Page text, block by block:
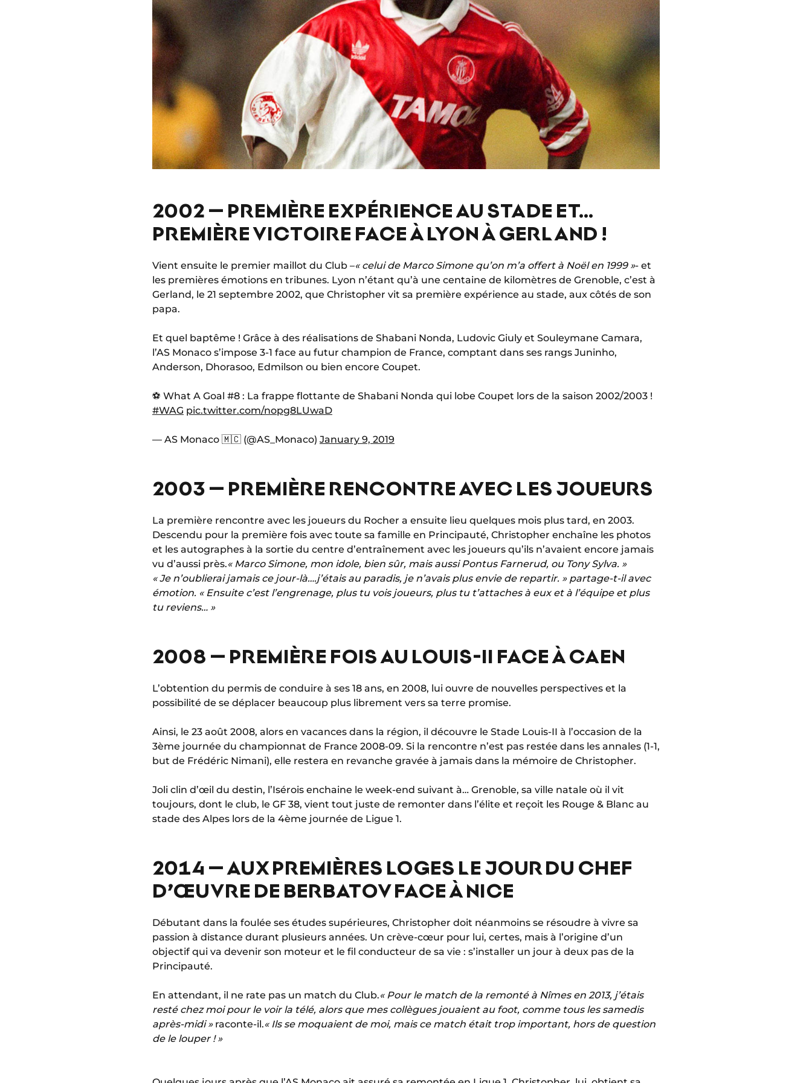
2002 – PREMIÈRE EXPÉRIENCE AU STADE ET…
PREMIÈRE VICTOIRE FACE À LYON À GERLAND !
Vient ensuite le premier maillot du Club –« celui de Marco Simone qu’on m’a offert à Noël en 1999 »- et
les premières émotions en tribunes. Lyon n’étant qu’à une centaine de kilomètres de Grenoble, c’est à
Gerland, le 21 septembre 2002, que Christopher vit sa première expérience au stade, aux côtés de son
papa.
Et quel baptême ! Grâce à des réalisations de Shabani Nonda, Ludovic Giuly et Souleymane Camara,
l’AS Monaco s’impose 3-1 face au futur champion de France, comptant dans ses rangs Juninho,
Anderson, Dhorasoo, Edmilson ou bien encore Coupet.
⚽️ What A Goal #8 : La frappe flottante de Shabani Nonda qui lobe Coupet lors de la saison 2002/2003 !
#WAG pic.twitter.com/nopg8LUwaD
— AS Monaco 🇲🇨 (@AS_Monaco) January 9, 2019
2003 – PREMIÈRE RENCONTRE AVEC LES JOUEURS
La première rencontre avec les joueurs du Rocher a ensuite lieu quelques mois plus tard, en 2003.
Descendu pour la première fois avec toute sa famille en Principauté, Christopher enchaîne les photos
et les autographes à la sortie du centre d’entraînement avec les joueurs qu’ils n’avaient encore jamais
vu d’aussi près.« Marco Simone, mon idole, bien sûr, mais aussi Pontus Farnerud, ou Tony Sylva. »
« Je n’oublierai jamais ce jour-là….j’étais au paradis, je n’avais plus envie de repartir. » partage-t-il avec
émotion. « Ensuite c’est l’engrenage, plus tu vois joueurs, plus tu t’attaches à eux et à l’équipe et plus
tu reviens… »
2008 – PREMIÈRE FOIS AU LOUIS-II FACE À CAEN
L’obtention du permis de conduire à ses 18 ans, en 2008, lui ouvre de nouvelles perspectives et la
possibilité de se déplacer beaucoup plus librement vers sa terre promise.
Ainsi, le 23 août 2008, alors en vacances dans la région, il découvre le Stade Louis-II à l’occasion de la
3ème journée du championnat de France 2008-09. Si la rencontre n’est pas restée dans les annales (1-1,
but de Frédéric Nimani), elle restera en revanche gravée à jamais dans la mémoire de Christopher.
Joli clin d’œil du destin, l’Isérois enchaine le week-end suivant à… Grenoble, sa ville natale où il vit
toujours, dont le club, le GF 38, vient tout juste de remonter dans l’élite et reçoit les Rouge & Blanc au
stade des Alpes lors de la 4ème journée de Ligue 1.
2014 – AUX PREMIÈRES LOGES LE JOUR DU CHEF
D’ŒUVRE DE BERBATOV FACE À NICE
Débutant dans la foulée ses études supérieures, Christopher doit néanmoins se résoudre à vivre sa
passion à distance durant plusieurs années. Un crève-cœur pour lui, certes, mais à l’origine d’un
objectif qui va devenir son moteur et le fil conducteur de sa vie : s’installer un jour à deux pas de la
Principauté.
En attendant, il ne rate pas un match du Club.« Pour le match de la remonté à Nîmes en 2013, j’étais
resté chez moi pour le voir la télé, alors que mes collègues jouaient au foot, comme tous les samedis
après-midi » raconte-il.« Ils se moquaient de moi, mais ce match était trop important, hors de question
de le louper ! »